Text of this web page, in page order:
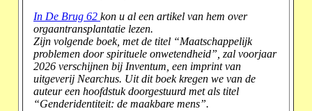
In De Brug 62 kon u al een artikel van hem over
orgaantransplantatie lezen.
Zijn volgende boek, met de titel “Maatschappelijk
problemen door spirituele onwetendheid”, zal voorjaar
2026 verschijnen bij Inventum, een imprint van
uitgeverij Nearchus. Uit dit boek kregen we van de
auteur een hoofdstuk doorgestuurd met als titel
“Genderidentiteit: de maakbare mens”.